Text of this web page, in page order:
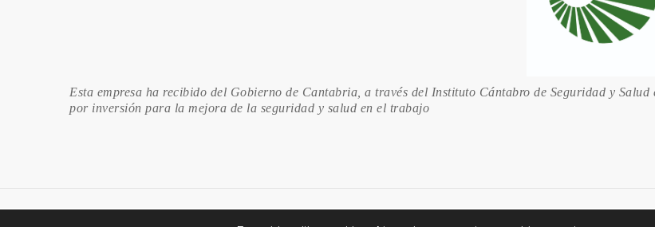
Esta empresa ha recibido del Gobierno de Cantabria, a través del Instituto Cántabro de Seguridad y
por inversión para la mejora de la seguridad y salud en el trabajo